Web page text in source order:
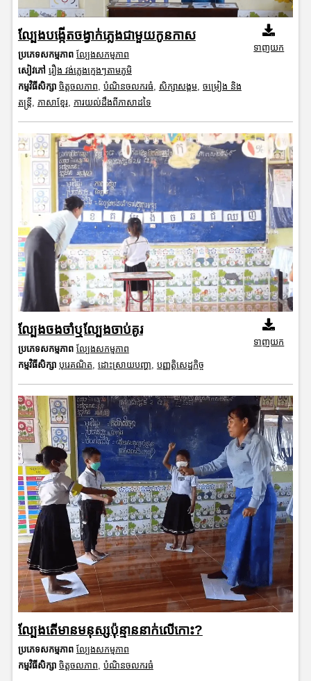
ល្បែងបង្កើតចង្វាក់ភ្លេងជាមួយកូនកាស
ប្រភេទសកម្មភាព ល្បែងសកម្មភាព
សៀវភៅ រឿង វង់ភ្លេងក្មេងៗតាមភូមិ
កម្មវិធីសិក្សា ចិត្តចលភាព បំណិនចលករធំ សិក្សាសង្គម, ចម្រៀង និង
តន្ត្រី ភាសាខ្មែរ, ការយល់ដឹងពីភាសាដទៃ
ទាញយក
ល្បែងចងចាំឬល្បែងចាប់គូរ
ប្រភេទសកម្មភាព ល្បែងសកម្មភាព
កម្មវិធីសិក្សា បុរេគណិត, ដោះស្រាយបញ្ហា, បញ្ញត្តិសេដ្ឋកិច្ច
ទាញយក
ល្បែងតើមានមនុស្សប៉ុន្មាននាក់លើកោះ?
ប្រភេទសកម្មភាព ល្បែងសកម្មភាព
កម្មវិធីសិក្សា ចិត្តចលភាព, បំណិនចលករធំ